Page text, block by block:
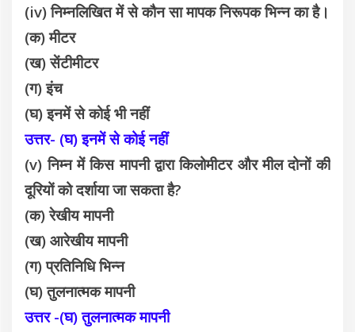
(iv) निम्नलिखित में से कौन सा मापक निरूपक भिन्न का है।
(क) मीटर
(ख) सेंटीमीटर
(ग) इंच
(घ) इनमें से कोई भी नहीं
उत्तर- (घ) इनमें से कोई नहीं
(v) निम्न में किस मापनी द्वारा किलोमीटर और मील दोनों की
दूरियों को दर्शाया जा सकता है?
(क) रेखीय मापनी
(ख) आरेखीय मापनी
(ग) प्रतिनिधि भिन्न
(घ) तुलनात्मक मापनी
उत्तर -(घ) तुलनात्मक मापनी